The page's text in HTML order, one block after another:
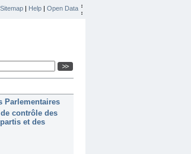
Sitemap | Help | Open Data
Parlementaires
contrôle des
et des